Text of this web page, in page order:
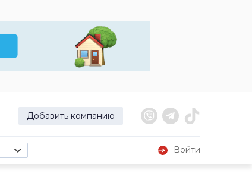
Добавить компанию
Войти